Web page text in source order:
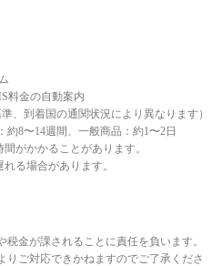
料金の自動案内
、到着国の通関状況により異なります）
8〜14週間、一般商品：約1〜2日
がかかることがあります。
る場合があります。
金が課されることに責任を負います。
りご対応できかねますのでご了承くださ